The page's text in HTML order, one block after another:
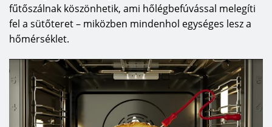
fűtőszálnak köszönhetik, ami hőlégbefúvással melegíti
fel a sütőteret – miközben mindenhol egységes lesz a
hőmérséklet.